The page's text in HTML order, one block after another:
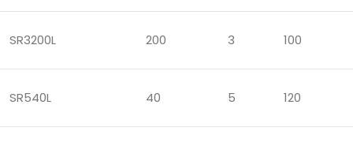
SR3200L 200 3 100
SR540L 40 5 120